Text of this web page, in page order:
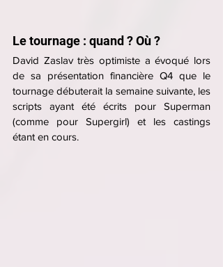
Le tournage : quand ? Où ?
David Zaslav très optimiste a évoqué lors
de sa présentation financière Q4 que le
tournage débuterait la semaine suivante, les
scripts ayant été écrits pour Superman
(comme pour Supergirl) et les castings
étant en cours.